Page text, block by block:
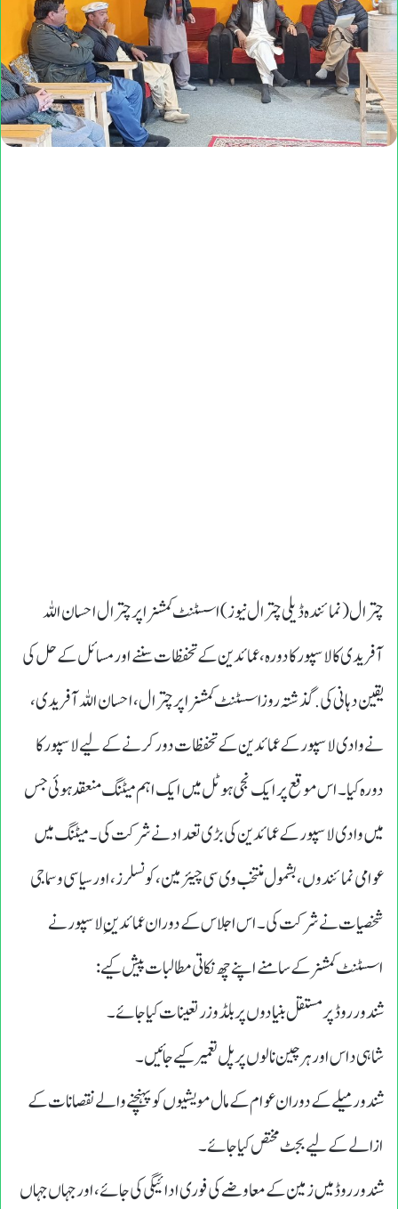
چترال(نمائندہ ڈیلی چترال نیوز )اسسٹنٹ کمشنر اپر چترال احسان اللہ
آفریدی کا لاسپور کا دورہ، عمائدین کے تحفظات سننے اور مسائل کے حل کی
یقین دہانی کی.گذشتہ روزاسسٹنٹ کمشنر اپر چترال، احسان اللہ آفریدی،
نے وادی لاسپور کے عمائدین کے تحفظات دور کرنے کے لیے لاسپور کا
دورہ کیا۔ اس موقع پر ایک نجی ہوٹل میں ایک اہم میٹنگ منعقد ہوئی جس
میں وادی لاسپور کے عمائدین کی بڑی تعداد نے شرکت کی۔ میٹنگ میں
عوامی نمائندوں، بشمول منتخب وی سی چیئرمین، کونسلرز، اور سیاسی و سماجی
شخصیات نے شرکت کی۔اس اجلاس کے دوران عمائدینِ لاسپور نے
اسسٹنٹ کمشنر کے سامنے اپنے چھ نکاتی مطالبات پیش کیے:
شندور روڈ پر مستقل بنیادوں پر بلڈوزر تعینات کیا جائے۔
شاہی داس اور ہرچین نالوں پر پل تعمیر کیے جائیں۔
شندور میلے کے دوران عوام کے مال مویشیوں کو پہنچنے والے نقصانات کے
ازالے کے لیے بجٹ مختص کیا جائے۔
شندور روڈ میں زمین کے معاوضے کی فوری ادائیگی کی جائے، اور جہاں جہاں